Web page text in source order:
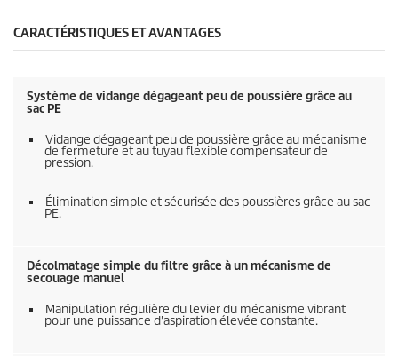
CARACTÉRISTIQUES ET AVANTAGES
Système de vidange dégageant peu de poussière grâce au
sac PE
Vidange dégageant peu de poussière grâce au mécanisme
de fermeture et au tuyau flexible compensateur de
pression.
Élimination simple et sécurisée des poussières grâce au sac
PE.
Décolmatage simple du filtre grâce à un mécanisme de
secouage manuel
Manipulation régulière du levier du mécanisme vibrant
pour une puissance d'aspiration élevée constante.